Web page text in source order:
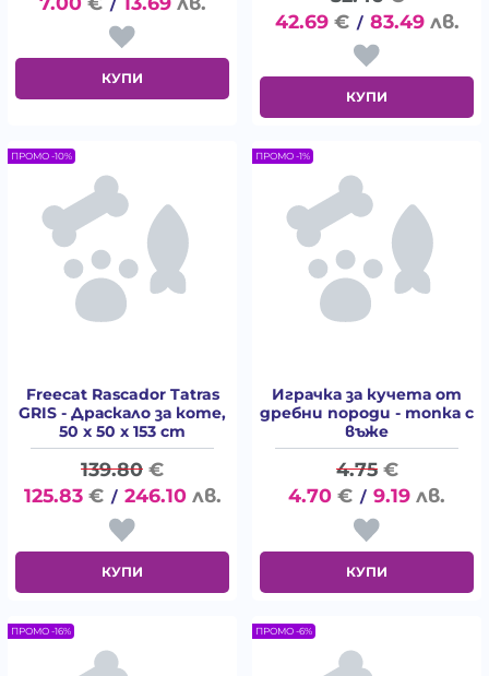
КУПИ
42.69 € / 83.49 лв.
КУПИ
Freecat Rascador Tatras
GRIS - Драскало за коте,
50 x 50 x 153 cm
139.80 €
125.83 € / 246.10 лв.
КУПИ
ПРОМО -10%
Играчка за кучета от
дребни породи - топка с
въже
4.75 €
4.70 € / 9.19 лв.
КУПИ
ПРОМО -1%
ПРОМО -16% ПРОМО -6%